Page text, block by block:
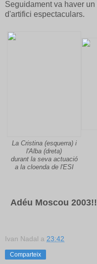
Seguidament va haver
d'artifici espectaculars.
La Cristina (esquerra) i
l'Alba (dreta)
durant la seva actuació
a la cloenda de l'ESI
Adéu Moscou
Ivan Nadal a 23:42
Comparteix